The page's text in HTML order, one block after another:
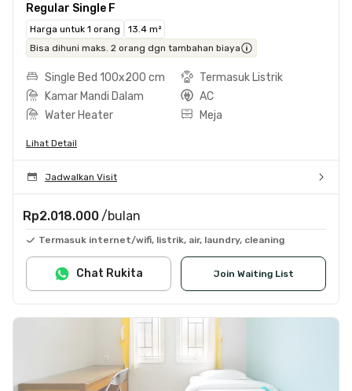
Regular Single F
Harga untuk 1 orang
13.4 m²
Bisa dihuni maks. 2 orang dgn tambahan biaya
Single Bed 100x200 cm
Termasuk Listrik
Kamar Mandi Dalam
AC
Water Heater
Meja
Lihat Detail
Jadwalkan Visit
Rp2.018.000 /bulan
Termasuk internet/wifi, listrik, air, laundry, cleaning
Join Waiting List
Chat Rukita